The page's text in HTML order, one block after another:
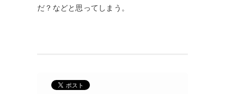
だ？などと思ってしまう。